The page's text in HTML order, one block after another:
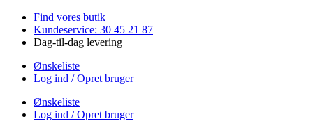
Videre
indhold
Find vores butik
Kundeservice: 30 45 21 87
Dag-til-dag levering
Ønskeliste
Log ind / Opret bruger
Ønskeliste
Log ind / Opret bruger